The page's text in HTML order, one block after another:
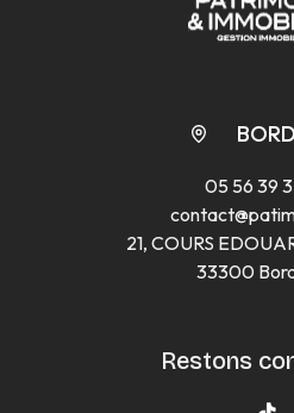
05 56 39
21, COURS
33300
Restons